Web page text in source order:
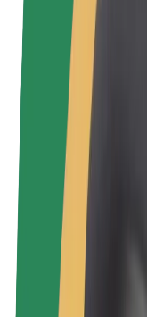
Məhsullar
Gedişlər
Skuterlər
Bolt Market
Bolt Food
Bolt Drive
Biznes
Elektrikli
Bolt Plus
Bolt ilə pul qazanın